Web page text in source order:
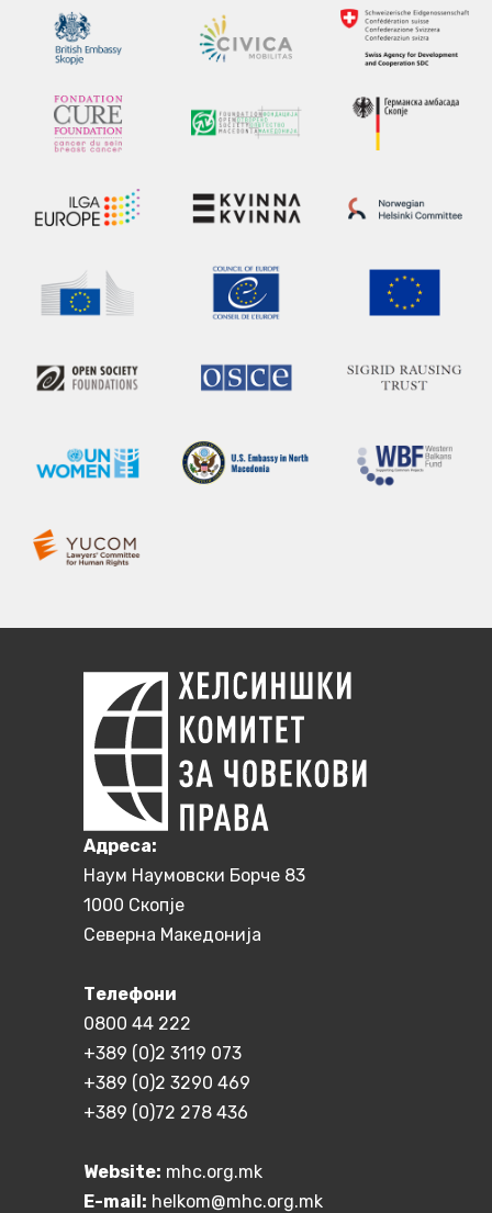
Aдреса:
Наум Наумовски Борче 83
1000 Скопје
Северна Македонија
Телефони
0800 44 222
+389 (0)2 3119 073
+389 (0)2 3290 469
+389 (0)72 278 436
Website: mhc.org.mk
E-mail: helkom@mhc.org.mk